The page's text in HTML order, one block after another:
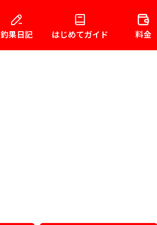
釣果日記 はじめてガイド 料金